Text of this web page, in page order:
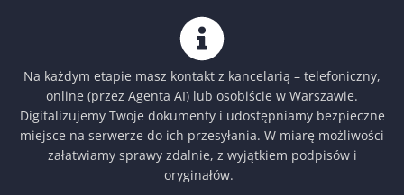
Na każdym etapie masz kontakt z kancelarią – telefoniczny,
online (przez Agenta AI) lub osobiście w Warszawie.
Digitalizujemy Twoje dokumenty i udostępniamy bezpieczne
miejsce na serwerze do ich przesyłania. W miarę możliwości
załatwiamy sprawy zdalnie, z wyjątkiem podpisów i
oryginałów.